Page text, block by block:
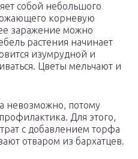
собой небольшого
корневую
заражение можно
растения начинает
изумрудной и
Цветы мельчают и
невозможно, потому
Для этого,
с добавлением торфа
отваром из бархатцев.